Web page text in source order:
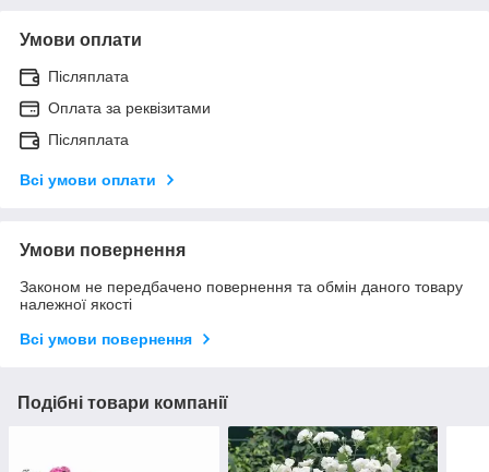
Умови оплати
Післяплата
Оплата за реквізитами
Післяплата
Всі умови оплати
Умови повернення
Законом не передбачено повернення та обмін даного товару
належної якості
Всі умови повернення
Подібні товари компанії